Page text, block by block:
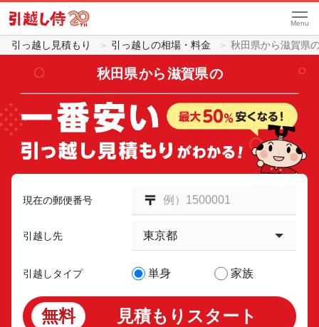
Menu
引っ越し見積もり 引っ越しの相場・料金 秋田県から滋賀県
秋田県から滋賀県の
現在の郵便番号
引越し先
引越しタイプ 単身 家族
無料 見積もりスタート